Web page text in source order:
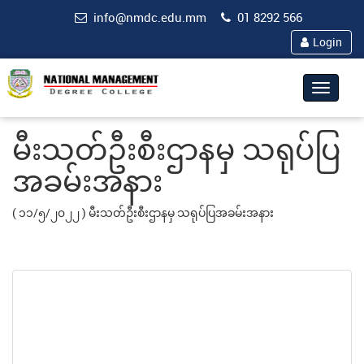
info@nmdc.edu.mm 01 8292 566
Login
Toggle
မီးသတ်ဦးစီးဌာနမှ သရုပ်ပြ
အခမ်းအနား
( ၁၁/၅/၂၀၂၂ ) မီးသတ်ဦးစီးဌာနမှ သရုပ်ပြအခမ်းအနား